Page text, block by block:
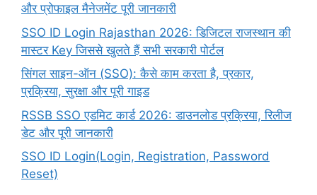
और प्रोफाइल मैनेजमेंट पूरी जानकारी
SSO ID Login Rajasthan 2026: डिजिटल राजस्थान की
मास्टर Key जिससे खुलते हैं सभी सरकारी पोर्टल
सिंगल साइन-ऑन (SSO): कैसे काम करता है, प्रकार,
प्रक्रिया, सुरक्षा और पूरी गाइड
RSSB SSO एडमिट कार्ड 2026: डाउनलोड प्रक्रिया, रिलीज
डेट और पूरी जानकारी
SSO ID Login(Login, Registration, Password
Reset)